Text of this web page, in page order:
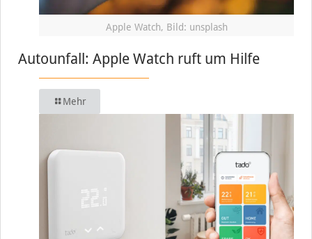
Apple Watch, Bild: unsplash
Autounfall: Apple Watch ruft um Hilfe
Mehr